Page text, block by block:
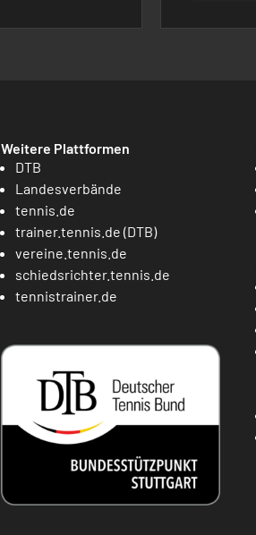
Weitere Plattformen
DTB
Landesverbände
tennis.de
trainer.tennis.de (DTB)
vereine.tennis.de
schiedsrichter.tennis.de
tennistrainer.de